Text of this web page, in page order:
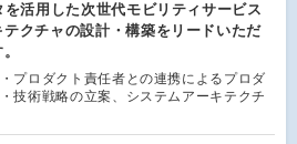
活用した次世代モビリティサービス
テクチャの設計・構築をリードいただ
プロダクト責任者との連携によるプロダ
技術戦略の立案、システムアーキテクチ